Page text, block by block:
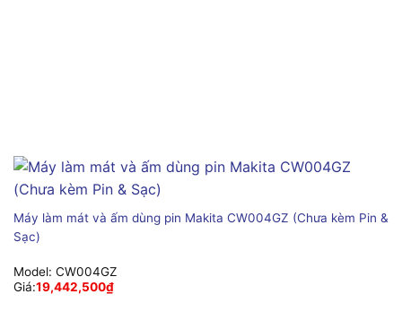
Máy làm mát và ấm dùng pin Makita CW004GZ (Chưa kèm Pin &
Sạc)
Model: CW004GZ
Giá:19,442,500₫